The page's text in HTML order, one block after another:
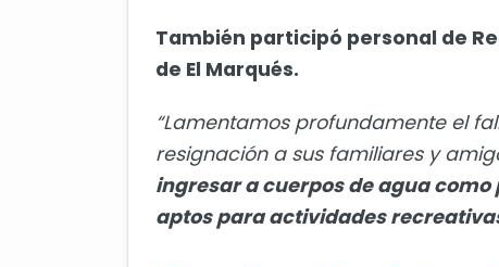
También participó personal de
de El Marqués.
“Lamentamos profundamente el
resignación a sus familiares y
ingresar a cuerpos de agua como
aptos para actividades